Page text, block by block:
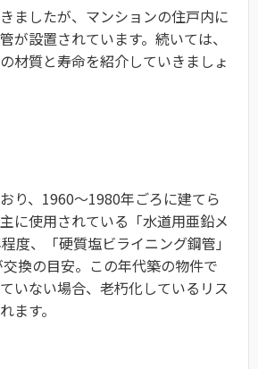
ましたが、マンションの住戸内に
が設置されています。続いては、
材質と寿命を紹介していきましょ
り、1960〜1980年ごろに建てら
に使用されている「水道用亜鉛メ
度、「硬質塩ビライニング鋼管」
換の目安。この年代築の物件で
いない場合、老朽化しているリス
ます。